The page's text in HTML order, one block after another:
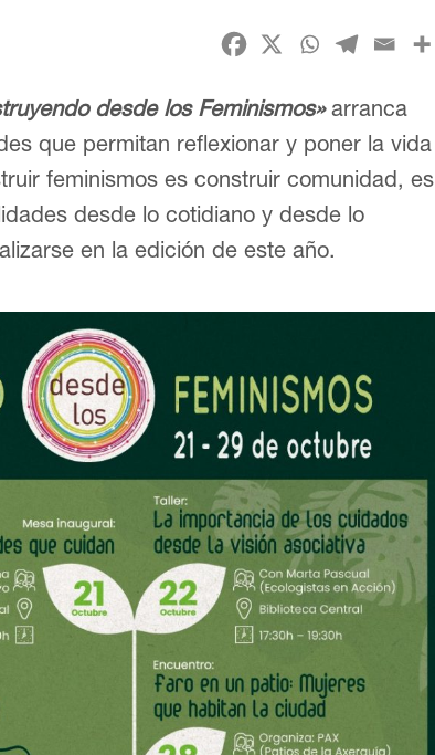
desde los Feminismos»arranca
que permitan reflexionar y poner la vida
feminismos es construir comunidad, es
desde lo cotidiano y desde lo
en la edición de este año.